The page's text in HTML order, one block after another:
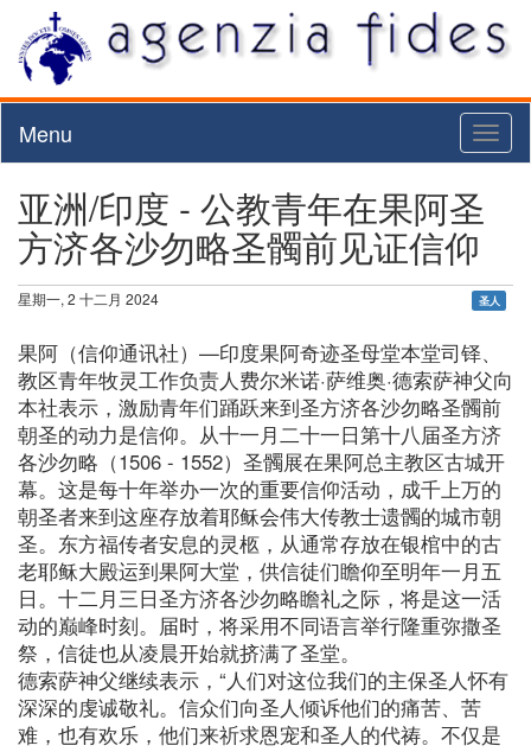
Menu
亚洲/印度 - 公教青年在果阿圣
方济各沙勿略圣髑前见证信仰
星期一, 2 十二月 2024 圣人
果阿（信仰通讯社）—印度果阿奇迹圣母堂本堂司铎、
教区青年牧灵工作负责人费尔米诺·萨维奥·德索萨神父向
本社表示，激励青年们踊跃来到圣方济各沙勿略圣髑前
朝圣的动力是信仰。从十一月二十一日第十八届圣方济
各沙勿略（1506 - 1552）圣髑展在果阿总主教区古城开
幕。这是每十年举办一次的重要信仰活动，成千上万的
朝圣者来到这座存放着耶稣会伟大传教士遗髑的城市朝
圣。东方福传者安息的灵柩，从通常存放在银棺中的古
老耶稣大殿运到果阿大堂，供信徒们瞻仰至明年一月五
日。十二月三日圣方济各沙勿略瞻礼之际，将是这一活
动的巅峰时刻。届时，将采用不同语言举行隆重弥撒圣
祭，信徒也从凌晨开始就挤满了圣堂。
德索萨神父继续表示，“人们对这位我们的主保圣人怀有
深深的虔诚敬礼。信众们向圣人倾诉他们的痛苦、苦
难，也有欢乐，他们来祈求恩宠和圣人的代祷。不仅是